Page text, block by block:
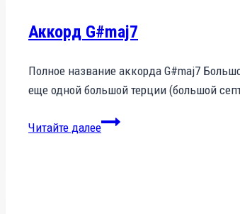
Аккорд G#maj7
Полное название аккорда G#maj7
еще одной большой терции (большой
Читайте далееАккорд